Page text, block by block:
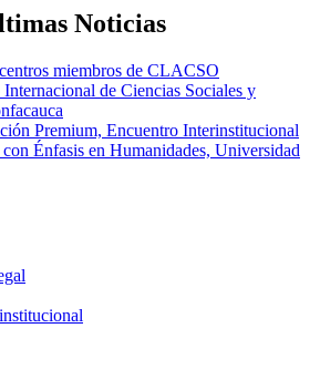
Noticias
miembros de CLACSO
de Ciencias Sociales y
Premium, Encuentro Interinstitucional
Énfasis en Humanidades, Universidad